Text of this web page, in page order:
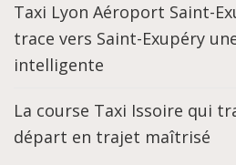
Taxi Lyon Aéroport Saint-
trace vers Saint-Exupéry
intelligente
La course Taxi Issoire qui
départ en trajet maîtrisé